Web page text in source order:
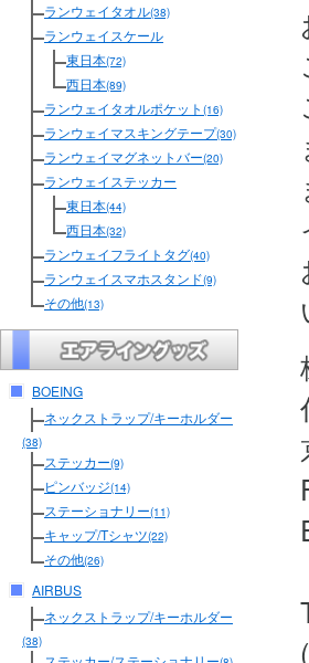
ランウェイタオル(38)
ランウェイスケール
東日本(72)
西日本(89)
ランウェイタオルポケット (16)
ランウェイマスキングテープ(30)
ランウェイマグネットバー(20)
ランウェイステッカー
東日本(44)
西日本(32)
ランウェイフライトタグ(40)
ランウェイスマホスタンド(9)
その他(13)
BOEING
ネックストラップ/キーホルダー
(38)
ステッカー(9)
ピンバッジ(14)
ステーショナリー(11)
キャップ/Tシャツ(22)
その他(26)
AIRBUS
ネックストラップ/キーホルダー
(38)